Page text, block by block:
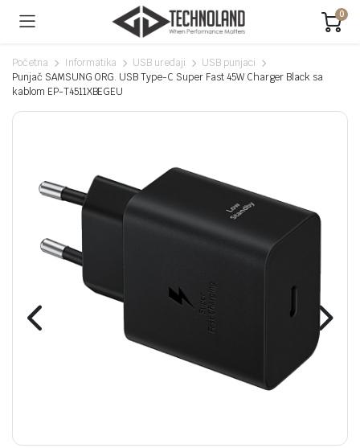
0
Početna Informatika USB uredaji
USB punjaci
Punjač SAMSUNG ORG. USB Type-C Super Fast 45W Charger Black sa
kablom EP-T4511XBEGEU